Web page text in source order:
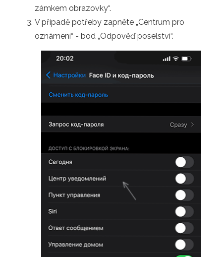
zámkem obrazovky“.
V případě potřeby zapněte „Centrum pro
oznámení“ - bod „Odpověď poselství“.